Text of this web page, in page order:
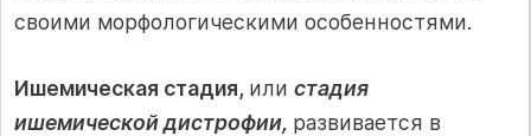
своими морфологическими особенно­стями.
Ишемическая стадия, или стадия
ишемической дистрофии, развивается в